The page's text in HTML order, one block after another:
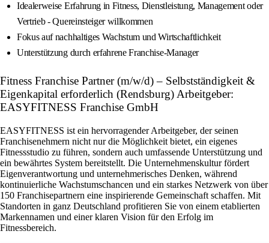
Idealerweise Erfahrung in Fitness, Dienstleistung, Management oder
Vertrieb - Quereinsteiger willkommen
Fokus auf nachhaltiges Wachstum und Wirtschaftlichkeit
Unterstützung durch erfahrene Franchise-Manager
Fitness Franchise Partner (m/w/d) – Selbstständigkeit &
Eigenkapital erforderlich (Rendsburg) Arbeitgeber:
EASYFITNESS Franchise GmbH
EASYFITNESS ist ein hervorragender Arbeitgeber, der seinen
Franchisenehmern nicht nur die Möglichkeit bietet, ein eigenes
Fitnessstudio zu führen, sondern auch umfassende Unterstützung und
ein bewährtes System bereitstellt. Die Unternehmenskultur fördert
Eigenverantwortung und unternehmerisches Denken, während
kontinuierliche Wachstumschancen und ein starkes Netzwerk von über
150 Franchisepartnern eine inspirierende Gemeinschaft schaffen. Mit
Standorten in ganz Deutschland profitieren Sie von einem etablierten
Markennamen und einer klaren Vision für den Erfolg im
Fitnessbereich.